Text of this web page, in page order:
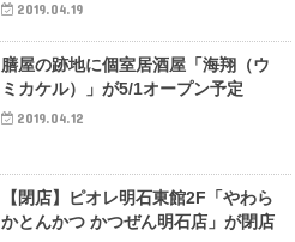
2019.04.19
膳屋の跡地に個室居酒屋「海翔（ウ
ミカケル）」が5/1オープン予定
2019.04.12
【閉店】ピオレ明石東館2F「やわら
かとんかつ かつぜん明石店」が閉店